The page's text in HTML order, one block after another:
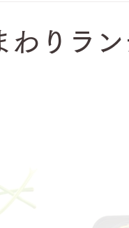
りラン